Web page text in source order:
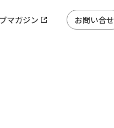
マガジン お問い合せ